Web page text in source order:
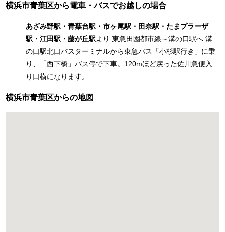
横浜市青葉区から電車・バスでお越しの場合
あざみ野駅・青葉台駅・市ヶ尾駅・田奈駅・たまプラーザ
駅・江田駅・藤が丘駅より 東急田園都市線～溝の口駅へ 溝
の口駅北口バスターミナルから東急バス「小杉駅行き」に乗
り、「西下橋」バス停で下車。120mほど戻った佐川急便入
り口横になります。
横浜市青葉区からの地図